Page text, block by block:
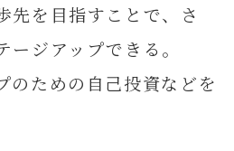
先を目指すことで、さ
ージアップできる。
のための自己投資などを